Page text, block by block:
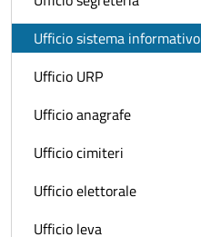
Ufficio sistema informativo
Ufficio URP
Ufficio anagrafe
Ufficio cimiteri
Ufficio elettorale
Ufficio leva